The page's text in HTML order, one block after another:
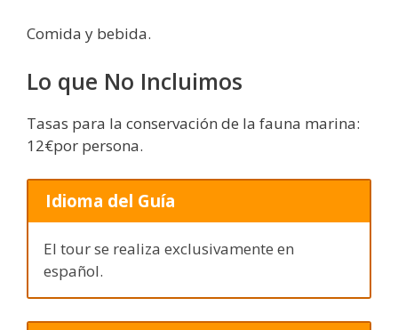
Comida y bebida.
Lo que No Incluimos
Tasas para la conservación de la fauna marina:
12€por persona.
Idioma del Guía
El tour se realiza exclusivamente en
español.